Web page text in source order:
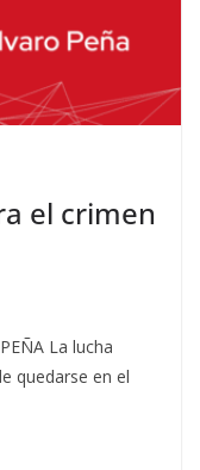
el crimen
La lucha
quedarse en el